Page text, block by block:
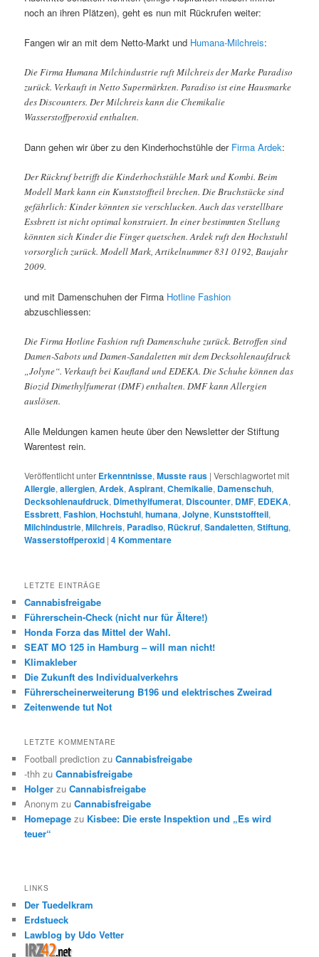
noch an ihren Plätzen), geht es nun mit Rückrufen weiter:
Fangen wir an mit dem Netto-Markt und Humana-Milchreis:
Die Firma Humana Milchindustrie ruft Milchreis der Marke Paradiso
zurück. Verkauft in Netto Supermärkten. Paradiso ist eine Hausmarke
des Discounters. Der Milchreis kann die Chemikalie
Wasserstoffperoxid enthalten.
Dann gehen wir über zu den Kinderhochstühle der Firma Ardek:
Der Rückruf betrifft die Kinderhochstühle Mark und Kombi. Beim
Modell Mark kann ein Kunststoffteil brechen. Die Bruchstücke sind
gefährlich: Kinder könnten sie verschlucken. Auch das verstellbare
Essbrett ist nicht optimal konstruiert. In einer bestimmten Stellung
könnten sich Kinder die Finger quetschen. Ardek ruft den Hochstuhl
vorsorglich zurück. Modell Mark, Artikelnummer 831 0192, Baujahr
2009.
und mit Damenschuhen der Firma Hotline Fashion
abzuschliessen:
Die Firma Hotline Fashion ruft Damenschuhe zurück. Betroffen sind
Damen-Sabots und Damen-Sandaletten mit dem Decksohlenaufdruck
„Jolyne“. Verkauft bei Kaufland und EDEKA. Die Schuhe können das
Biozid Dimethylfumerat (DMF) enthalten. DMF kann Allergien
auslösen.
Alle Meldungen kamen heute über den Newsletter der Stiftung
Warentest rein.
Veröffentlicht unter Erkenntnisse,Musste raus |Verschlagwortet mit
Allergie,allergien,Ardek,Aspirant,Chemikalie, Damenschuh,
Decksohlenaufdruck, Dimethylfumerat, Discounter, DMF, EDEKA,
Essbrett,Fashion,Hochstuhl,humana,Jolyne,Kunststoffteil,
Milchindustrie,Milchreis, Paradiso, Rückruf,Sandaletten,Stiftung,
Wasserstoffperoxid |4Kommentare
LETZTE EINTRÄGE
Cannabisfreigabe
Führerschein-Check (nicht nur für Ältere!)
Honda Forza das Mittel der Wahl.
SEAT MO 125 in Hamburg – will man nicht!
Klimakleber
Die Zukunft des Individualverkehrs
Führerscheinerweiterung B196 und elektrisches Zweirad
Zeitenwende tut Not
LETZTE KOMMENTARE
Football prediction zuCannabisfreigabe
-thh zuCannabisfreigabe
Holger zuCannabisfreigabe
Anonym zuCannabisfreigabe
Homepage zu Kisbee: Die erste Inspektion und „Es wird
teuer“
LINKS
Der Tuedelkram
Erdstueck
Lawblog by Udo Vetter